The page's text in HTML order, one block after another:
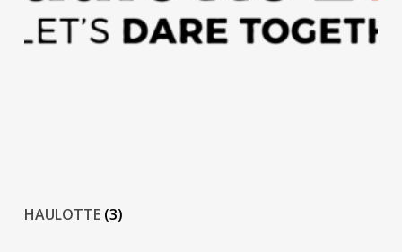
HAULOTTE (3)